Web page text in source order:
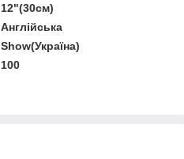
12"(30см)
Англійська
Show(Україна)
100